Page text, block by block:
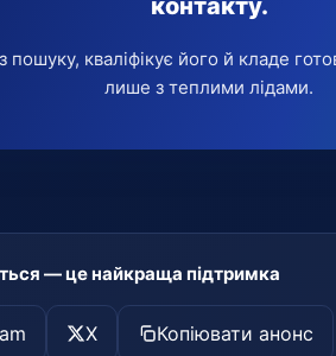
контакту.
пошуку, кваліфікує його й кладе
лише з теплими лідами.
— це найкраща підтримка
X Копіювати анонс